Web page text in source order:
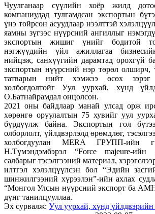
Чуулганаар сүүлийн хоёр жилд
компаниудад тулгамдсан экспортын
үнэ тойрсон асуудлаар нээлттэй
яамны зүгээс нүүрсний ангиллыг
экспортын жишиг үнийг бодитой
нэгжүүдийн үйл ажиллагаа
нийцэж, санхүүгийн дарамтад орохгүй
экспортын нүүрсний нэр төрөл олширч,
татварын нийт хэмжээ өсөх
холбогдолтойг Уул уурхай, хүнд
О.Батнайрамдал онцолсон.
2021 оны байдлаар манай улсад орж
хөрөнгө оруулалтын 75 хувийг уул
бүрдүүлж байна. Экспортын гол
олборлолт, үйлдвэрлэлд өрөмдлөг,
холбогдуулан MERA ГРУПП-ийн
Н.Түмэндэмбэрэл “Force majeure-
салбарыг тэсэлгээний материал,
илтгэл хэлэлцүүлсэн бол “Эдийн
шинжилгээний хүрээлэн”-ийн ахлах
“Монгол Улсын нүүрсний экспорт ба
дүнг танилцууллаа.
Эх сурвалж: Уул уурхай, хүнд үйлдвэрийн